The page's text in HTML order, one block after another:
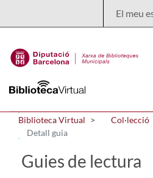
El meu
Biblioteca Virtual Col·lecció
Detall guia
Guies de lectura